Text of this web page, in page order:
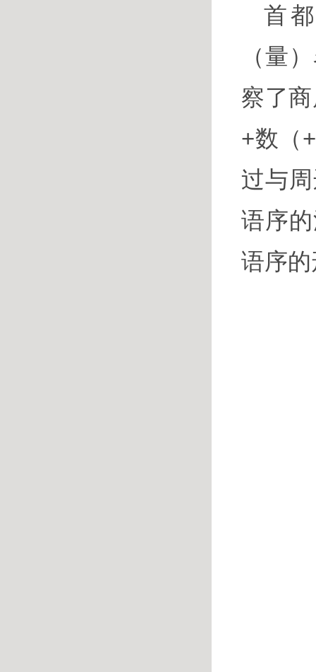
首
（量
察了
+数（
过与
语序
语序